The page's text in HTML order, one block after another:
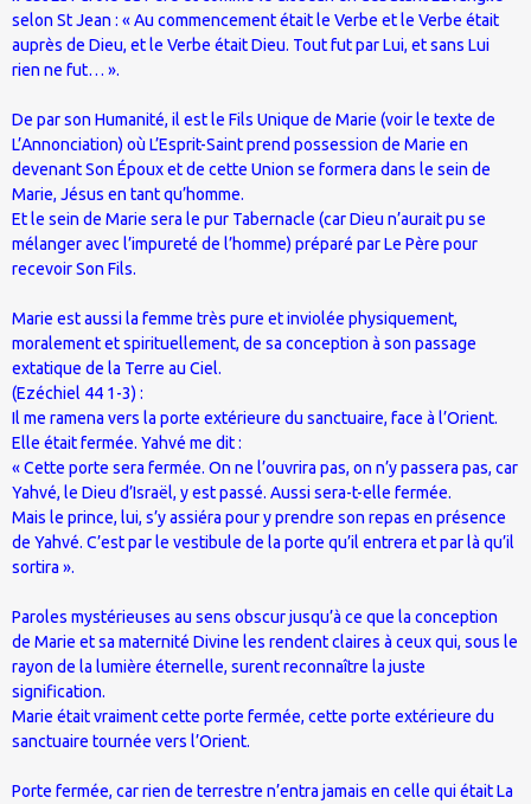
selon St Jean : « Au commencement était le Verbe et le Verbe était
auprès de Dieu, et le Verbe était Dieu. Tout fut par Lui, et sans Lui
rien ne fut… ».
De par son Humanité, il est le Fils Unique de Marie (voir le texte de
L’Annonciation) où L’Esprit-Saint prend possession de Marie en
devenant Son Époux et de cette Union se formera dans le sein de
Marie, Jésus en tant qu’homme.
Et le sein de Marie sera le pur Tabernacle (car Dieu n’aurait pu se
mélanger avec l’impureté de l’homme) préparé par Le Père pour
recevoir Son Fils.
Marie est aussi la femme très pure et inviolée physiquement,
moralement et spirituellement, de sa conception à son passage
extatique de la Terre au Ciel.
(Ezéchiel 44 1-3) :
Il me ramena vers la porte extérieure du sanctuaire, face à l’Orient.
Elle était fermée. Yahvé me dit :
« Cette porte sera fermée. On ne l’ouvrira pas, on n’y passera pas, car
Yahvé, le Dieu d’Israël, y est passé. Aussi sera-t-elle fermée.
Mais le prince, lui, s’y assiéra pour y prendre son repas en présence
de Yahvé. C’est par le vestibule de la porte qu’il entrera et par là qu’il
sortira ».
Paroles mystérieuses au sens obscur jusqu’à ce que la conception
de Marie et sa maternité Divine les rendent claires à ceux qui, sous le
rayon de la lumière éternelle, surent reconnaître la juste
signification.
Marie était vraiment cette porte fermée, cette porte extérieure du
sanctuaire tournée vers l’Orient.
Porte fermée, car rien de terrestre n’entra jamais en celle qui était La